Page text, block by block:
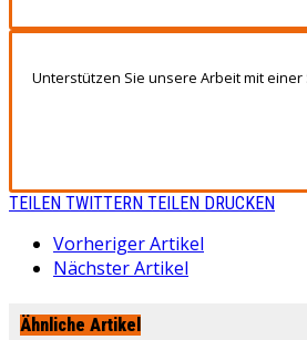
Unterstützen Sie unsere Arbeit mit einer
TEILEN TWITTERN TEILEN DRUCKEN
Vorheriger Artikel
Nächster Artikel
Ähnliche Artikel